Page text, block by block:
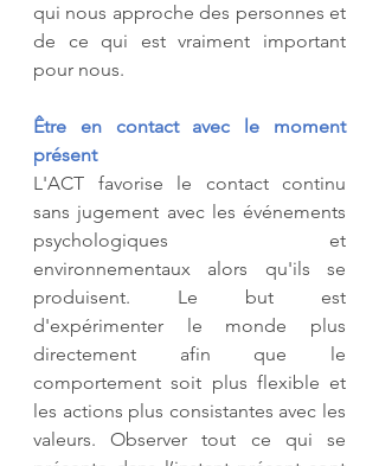
qui nous approche des personnes et
de ce qui est vraiment important
pour nous.
Être en contact avec le moment
présent
L'ACT favorise le contact continu
sans jugement avec les événements
psychologiques et
environnementaux alors qu'ils se
produisent. Le but est
d'expérimenter le monde plus
directement afin que le
comportement soit plus flexible et
les actions plus consistantes avec les
valeurs. Observer tout ce qui se